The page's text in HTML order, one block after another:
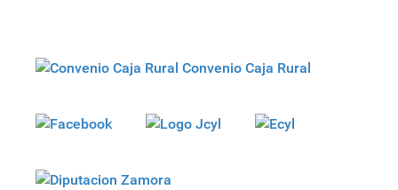
Convenio Caja Rural